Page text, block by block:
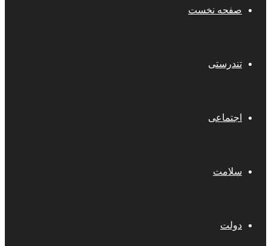
صفحه نخست
تندرستی
اجتماعی
سلامت
دولت